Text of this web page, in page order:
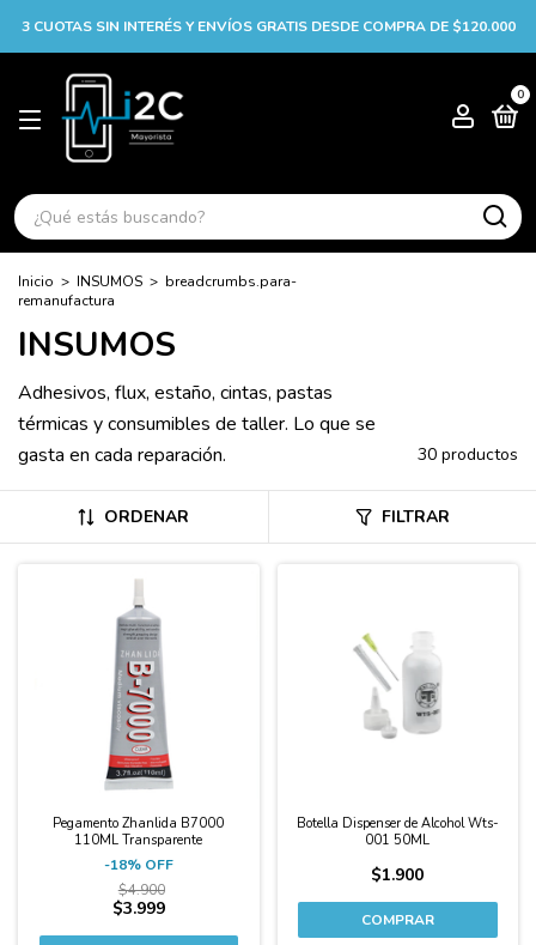
3 CUOTAS SIN INTERÉS Y ENVÍOS GRATIS DESDE COMPRA DE $120.000
0
Inicio > INSUMOS > breadcrumbs.para-
remanufactura
INSUMOS
Adhesivos, flux, estaño, cintas, pastas
térmicas y consumibles de taller. Lo que se
gasta en cada reparación.
30 productos
ORDENAR FILTRAR
Pegamento Zhanlida B7000
110ML Transparente
-18% OFF
$4.900
$3.999
Botella Dispenser de Alcohol Wts-
001 50ML
$1.900